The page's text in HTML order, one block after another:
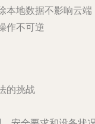
本地数据不影响云端
作不可逆
的挑战